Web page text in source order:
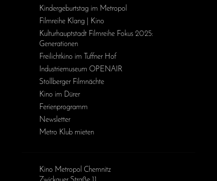
Kinder­geburts­tag im Metropol
Filmreihe Klang | Kino
Kulturhauptstadt Filmreihe Fokus 2025:
Generationen
Freilichtkino im Tuffner Hof
Industriemuseum OPENAIR
Stollberger Filmnächte
Kino im Dürer
Ferienprogramm
Newsletter
Metro Klub mieten
Kino Metropol Chemnitz